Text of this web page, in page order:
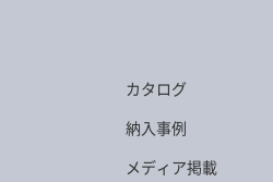
カタログ
納入事例
メディア掲載